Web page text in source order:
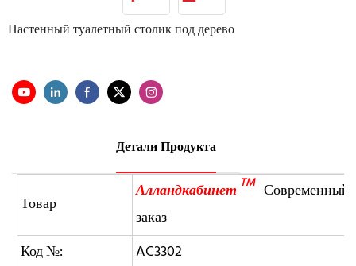
Настенный туалетный столик под дерево
Детали Продукта
Товар
Алландкабинет TM Современный
заказ
Код №:
AC3302